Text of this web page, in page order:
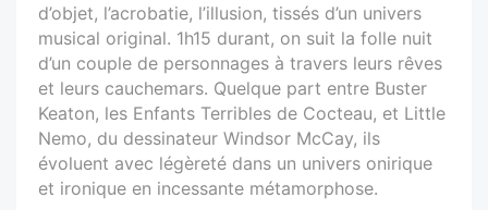
d’objet, l’acrobatie, l’illusion, tissés d’un univers
musical original. 1h15 durant, on suit la folle nuit
d’un couple de personnages à travers leurs rêves
et leurs cauchemars. Quelque part entre Buster
Keaton, les Enfants Terribles de Cocteau, et Little
Nemo, du dessinateur Windsor McCay, ils
évoluent avec légèreté dans un univers onirique
et ironique en incessante métamorphose.